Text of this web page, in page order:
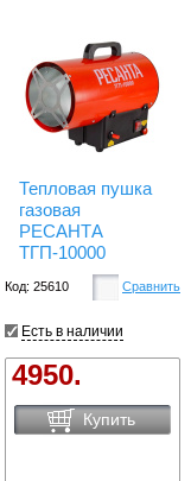
Тепловая пушка
газовая
РЕСАНТА
ТГП-10000
Код: 25610 Сравнить
Есть в наличии
4950.
Купить